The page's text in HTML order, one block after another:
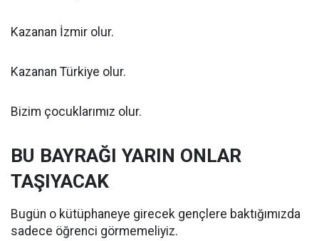
Kazanan İzmir olur.
Kazanan Türkiye olur.
Bizim çocuklarımız olur.
BU BAYRAĞI YARIN ONLAR
TAŞIYACAK
Bugün o kütüphaneye girecek gençlere baktığımızda
sadece öğrenci görmemeliyiz.